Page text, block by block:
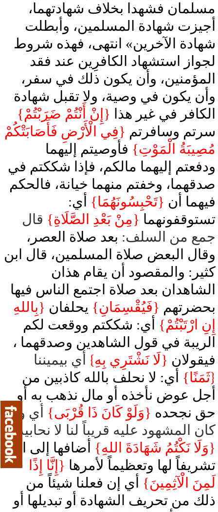
مسلمان فشهدا بخلاف شهادتهما،
أجيزت شهادة المسلمين، وأبطلت
شهادة الآخرين» انتهى، فهذه شروط
لجواز استشهاد الكافرِين عند فقد
المؤمنين، وأن يكون ذلك في سفر،
وأن يكون في وصية، ولا تقبل شهادة
الكافر في غير هذا {إِنْ أَنْتُمْ ضَرَبْتُمْ}
سرتم وسافرتم {فِي الْأَرْضِ فَأَصَابَتْكُمْ
مُصِيبَةُ الْمَوْتِ} فأوصيتم إليهما
ودفعتم إليهما مالكم، فإذا شككتم في
صدقهما، وخفتم منهما خيانة، فالحكم
فيهما أن {تَحْبِسُونَهُمَا} أي:
تستوقفونهما {مِنْ بَعْدِ الصَّلَاةِ} قال
جمع من السلف: بعد صلاة العصر،
وقال البعض صلاة المسلمين، قال ابن
كثير: والمقصود أن يقام هذان
الشاهدان بعد صلاة اجتمع الناس فيها
بحضرتهم {فَيُقْسِمَانِ} يحلفان {بِاللهِ
إِنِ ارْتَبْتُمْ} أي: شككتم ووقعت لكم
الريبة في قول الشاهدين وصدقهما ،
فيقولان {لَا نَشْتَرِي بِهِ} أي بيميننا
{ثَمَنًا} أي: لا نحلف بالله كاذبين من
أجل عوض نأخذه أو مال نذهب به أو
حق نجحده {وَلَوْ كَانَ ذَا قُرْبَى} أي ولو
كان المشهود عليه قريباً لنا لا نحابيه
{وَلَا نَكْتُمُ شَهَادَةَ اللهِ} أضافها إلى الله
تشريفاً لها وتعظيماً لأمرها {إِنَّا إِذًا
لَمِنَ الْآثِمِينَ} أي إن فعلنا شيئاً من
ذلك من تحريف الشهادة أو تبديلها أو